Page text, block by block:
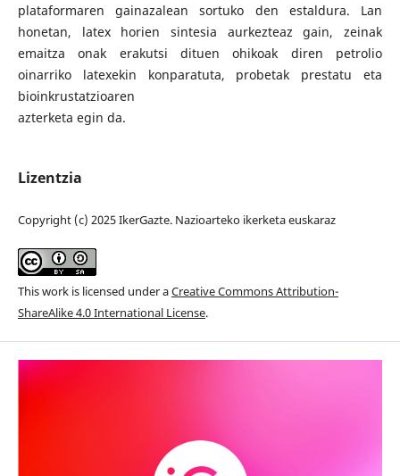
plataformaren gainazalean sortuko den estaldura. Lan
honetan, latex horien sintesia aurkezteaz gain, zeinak
emaitza onak erakutsi dituen ohikoak diren petrolio
oinarriko latexekin konparatuta, probetak prestatu eta
bioinkrustatzioaren
azterketa egin da.
Lizentzia
Copyright (c) 2025 IkerGazte. Nazioarteko ikerketa euskaraz
This work is licensed under aCreative Commons Attribution-
ShareAlike 4.0 International License.